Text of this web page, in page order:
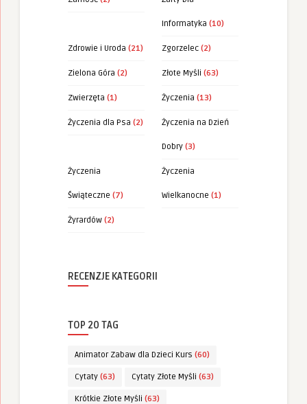
Informatyka (10)
Zdrowie i Uroda (21) Zgorzelec (2)
Zielona Góra (2) Złote Myśli (63)
Zwierzęta (1) Życzenia (13)
Życzenia dla Psa (2) Życzenia na Dzień
Dobry (3)
Życzenia
Świąteczne (7)
Życzenia
Wielkanocne (1)
Żyrardów (2)
RECENZJE KATEGORII
TOP 20 TAG
Animator Zabaw dla Dzieci Kurs (60)
Cytaty (63) Cytaty Złote Myśli (63)
Krótkie Złote Myśli (63)